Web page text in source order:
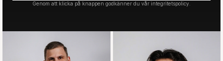
Genom att klicka på knappen godkänner du vår integritetspolicy.